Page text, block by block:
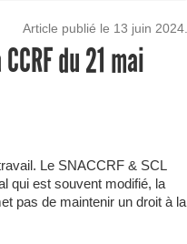
Article publié le 13 juin 2024.
du 21 mai
Le SNACCRF & SCL
qui est souvent modifié, la
pas de maintenir un droit à la